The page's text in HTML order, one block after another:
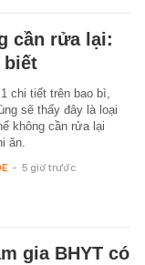
cần rửa lại:
biết
chi tiết trên bao bì,
sẽ thấy đây là loại
không cần rửa lại
ăn.
- 5 giờ trước
gia BHYT có